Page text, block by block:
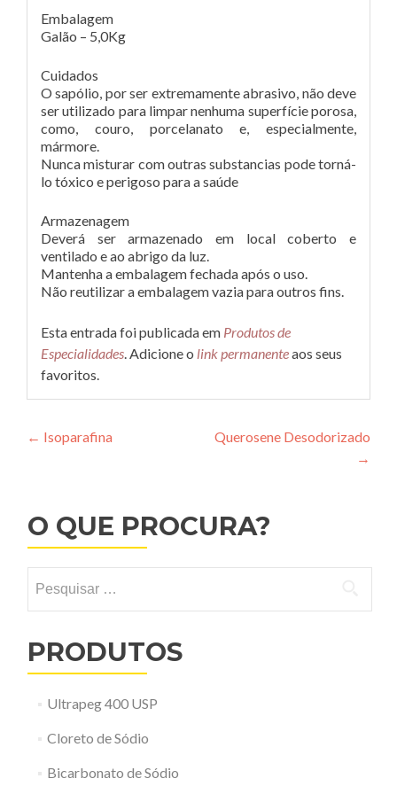
Embalagem
Galão – 5,0Kg
Cuidados
O sapólio, por ser extremamente abrasivo, não deve
ser utilizado para limpar nenhuma superfície porosa,
como, couro, porcelanato e, especialmente,
mármore.
Nunca misturar com outras substancias pode torná-
lo tóxico e perigoso para a saúde
Armazenagem
Deverá ser armazenado em local coberto e
ventilado e ao abrigo da luz.
Mantenha a embalagem fechada após o uso.
Não reutilizar a embalagem vazia para outros fins.
Esta entrada foi publicada em Produtos de
Especialidades. Adicione o link permanenteaos seus
favoritos.
Navegação
← Isoparafina
Querosene Desodorizado
→
O QUE PROCURA?
por:
PRODUTOS
Ultrapeg 400 USP
Cloreto de Sódio
Bicarbonato de Sódio